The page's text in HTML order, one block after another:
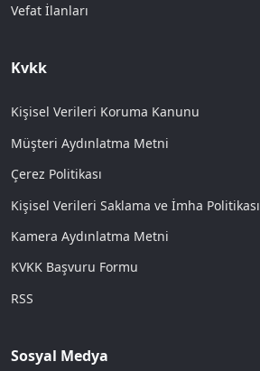
Vefat İlanları
Kvkk
Kişisel Verileri Koruma Kanunu
Müşteri Aydınlatma Metni
Çerez Politikası
Kişisel Verileri Saklama ve İmha Politikası
Kamera Aydınlatma Metni
KVKK Başvuru Formu
RSS
Sosyal Medya